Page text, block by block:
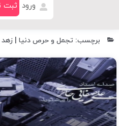
ورود ثبت
برچسب: تجمل و حرص دنیا | زهد و